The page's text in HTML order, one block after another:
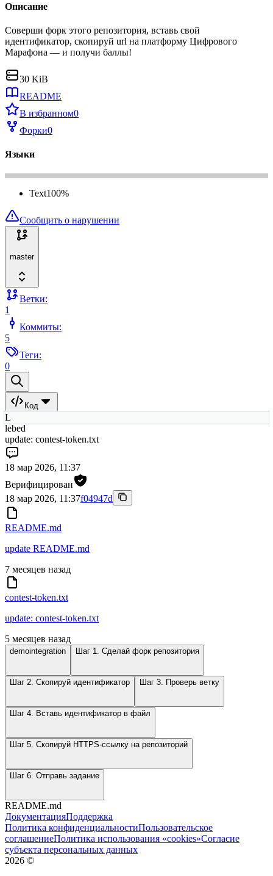
Описание
Соверши форк этого репозитория, вставь свой
идентификатор, скопируй url на платформу Цифрового
Марафона — и получи баллы!
30 KiB
README
В избранном0
Форки0
Языки
Text100%
Сообщить о нарушении
master
Ветки:
1
Коммиты:
5
Теги:
0
Код
L
lebed
update: contest-token.txt
18 мар 2026, 11:37
Верифицирован
18 мар 2026, 11:37f04947d
README.md
update README.md
7 месяцев назад
contest-token.txt
update: contest-token.txt
5 месяцев назад
demointegration Шаг 1. Сделай форк репозитория
Шаг 2. Скопируй идентификатор Шаг 3. Проверь ветку
Шаг 4. Вставь идентификатор в файл
Шаг 5. Скопируй HTTPS-ссылку на репозиторий
Шаг 6. Отправь задание
README.md
ДокументацияПоддержка
Политика конфиденциальностиПользовательское
соглашениеПолитика использования «cookies»Согласие
субъекта персональных данных
2026 ©